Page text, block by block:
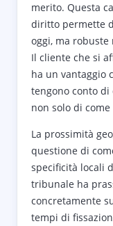
merito. Questa
diritto permette
oggi, ma
Il cliente che si
ha un vantaggio
tengono conto di
non solo di
La prossimità
questione di
specificità locali
tribunale ha
concretamente
tempi di